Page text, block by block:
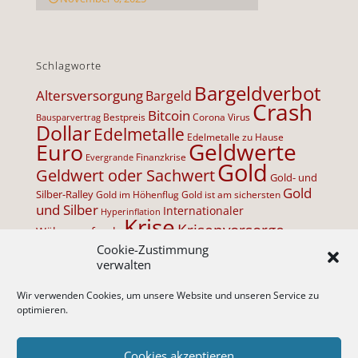
Cookie-Zustimmung
verwalten
Wir verwenden Cookies, um unsere Website und unseren Service zu
optimieren.
Schlagworte
AltersversorgungBargeld Bargeldverbot
Bausparvertrag Bestpreis Bitcoin Corona Virus Crash
DollarEdelmetalle Edelmetalle zu Hause
Euro Evergrande Finanzkrise Geldwerte
Geldwert oder SachwertGold Gold- und
Silber-RalleyGold im HöhenflugGold ist am sichersten Gold
und Silber Hyperinflation Internationaler
Währungsfonds
Krise Krisenvorsorge
Lebensversicherung Minuszinsen
NiedrigzinsenPalladium
Edelmetalle
PlatinProService
AG Sicherheit